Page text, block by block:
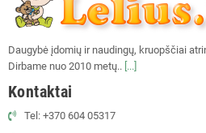
Daugybė įdomių ir naudingų, kruopščiai
Dirbame nuo 2010 metų.. [...]
Kontaktai
Tel: +370 604 05317